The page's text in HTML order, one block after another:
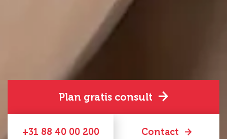
Plan gratis consult
+31 88 40 00 200 Contact